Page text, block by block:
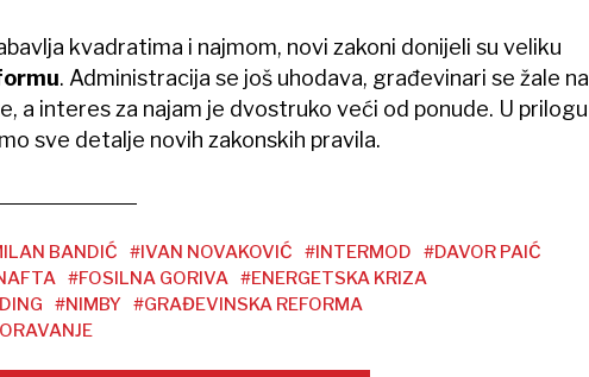
kvadratima i najmom, novi zakoni donijeli su veliku
. Administracija se još uhodava, građevinari se žale na
a interes za najam je dvostruko veći od ponude. U prilogu
sve detalje novih zakonskih pravila.
BANDIĆ #IVAN NOVAKOVIĆ #INTERMOD
#DAVOR PAIĆ
#FOSILNA GORIVA #ENERGETSKA KRIZA
#NIMBY #GRAĐEVINSKA REFORMA